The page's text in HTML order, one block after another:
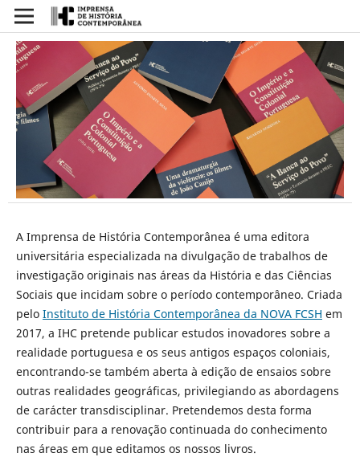
A Imprensa de História Contemporânea é uma editora
universitária especializada na divulgação de trabalhos de
investigação originais nas áreas da História e das Ciências
Sociais que incidam sobre o período contemporâneo. Criada
pelo Instituto de História Contemporânea da NOVA FCSH em
2017, a IHC pretende publicar estudos inovadores sobre a
realidade portuguesa e os seus antigos espaços coloniais,
encontrando-se também aberta à edição de ensaios sobre
outras realidades geográficas, privilegiando as abordagens
de carácter transdisciplinar. Pretendemos desta forma
contribuir para a renovação continuada do conhecimento
nas áreas em que editamos os nossos livros.